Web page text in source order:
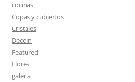
cocinas
Copas y cubiertos
Cristales
Decoin
Featured
Flores
galeria